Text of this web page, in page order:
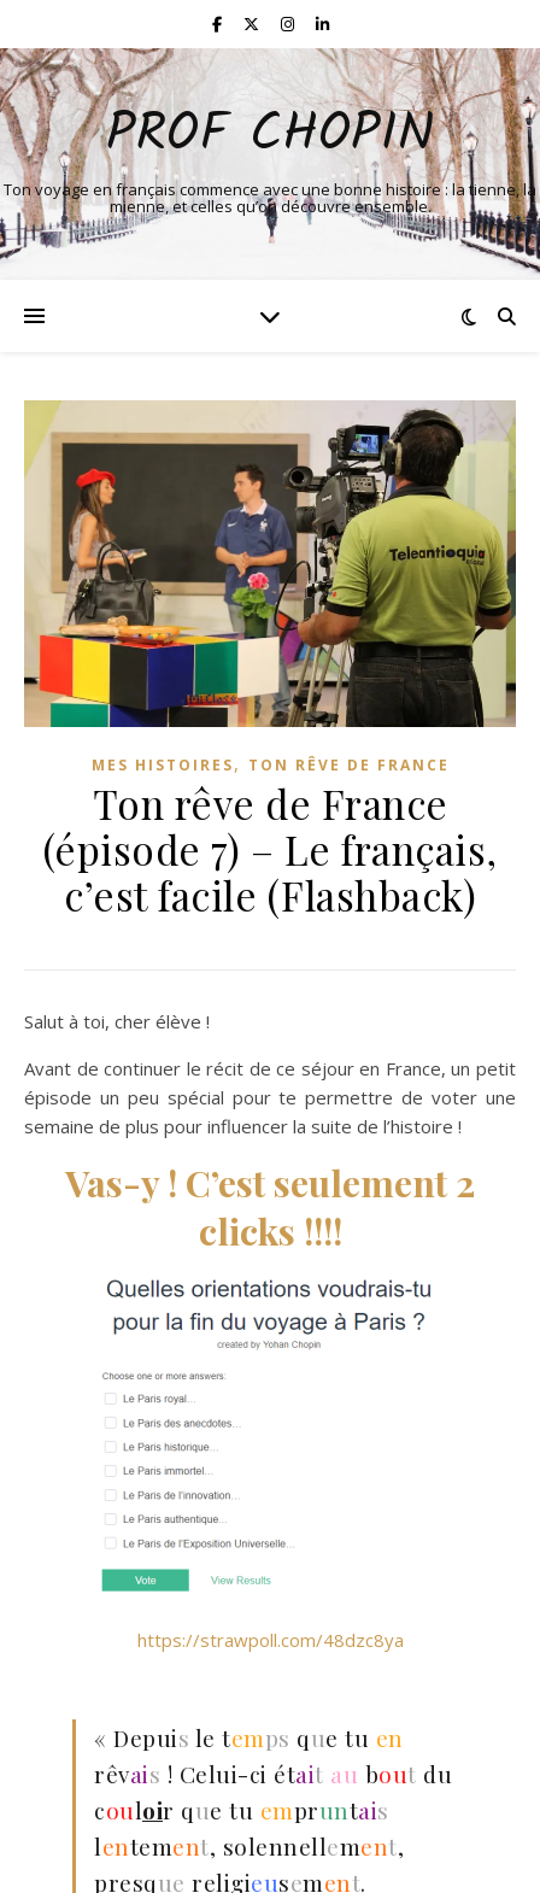
PROF CHOPIN
Ton voyage en français commence avec une bonne histoire : la tienne, la
mienne, et celles qu’on découvre ensemble.
MES HISTOIRES, TON RÊVE DE FRANCE
Ton rêve de France
(épisode 7) – Le français,
c’est facile (Flashback)
Salut à toi, cher élève !
Avant de continuer le récit de ce séjour en France, un petit
épisode un peu spécial pour te permettre de voter une
semaine de plus pour influencer la suite de l’histoire !
Vas-y ! C’est seulement 2
clicks !!!!
https://strawpoll.com/48dzc8ya
« Depuis le temps que tu en
rêvais ! Celui-ci était au bout du
couloir que tu empruntais
lentement, solennellement,
presque religieusement.